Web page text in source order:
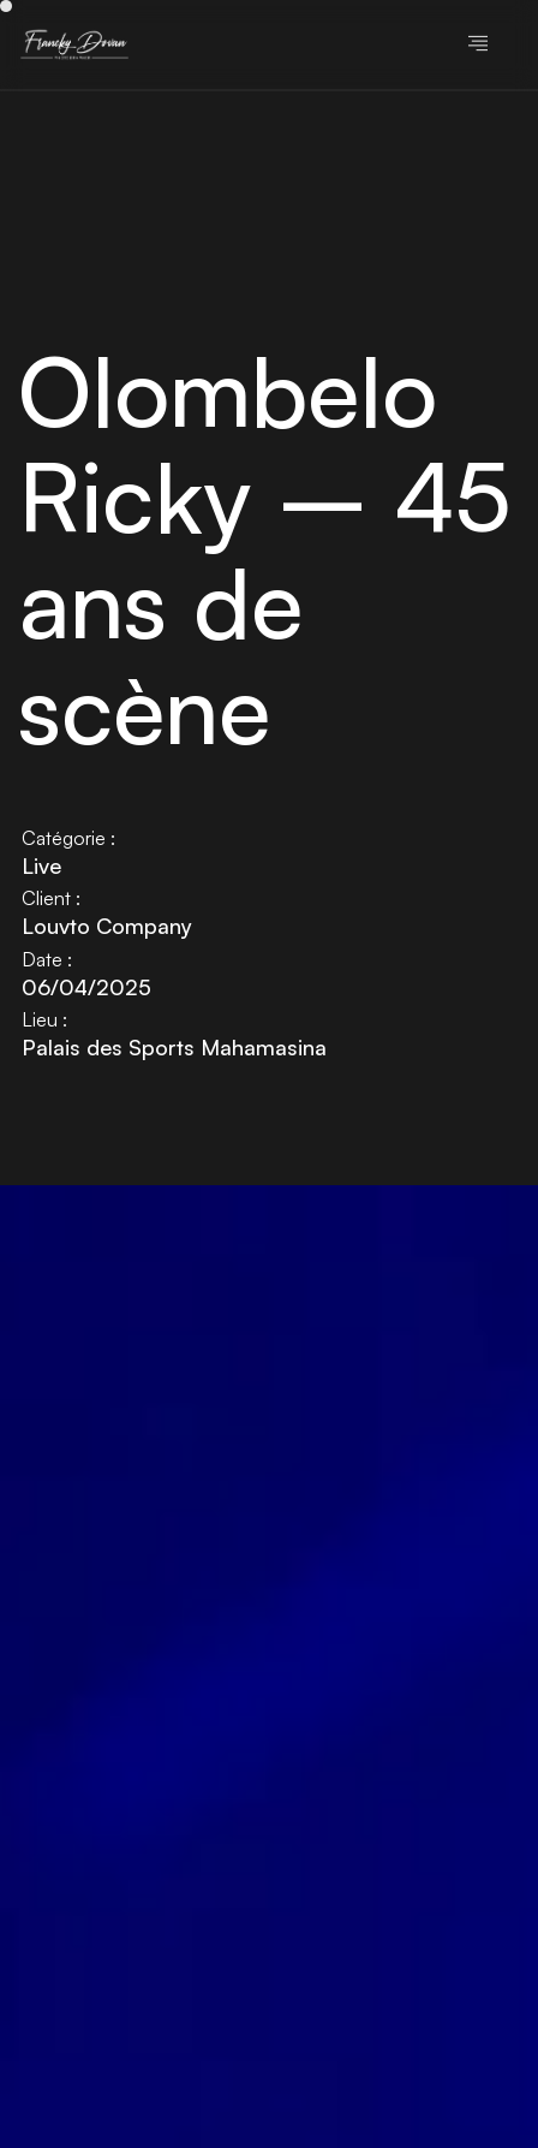
Olombelo
Ricky – 45
ans de
scène
Catégorie :
Live
Client :
Louvto Company
Date :
06/04/2025
Lieu :
Palais des Sports Mahamasina